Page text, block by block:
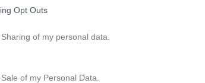
Opt Outs
of my personal data.
of my Personal Data.
ett antal